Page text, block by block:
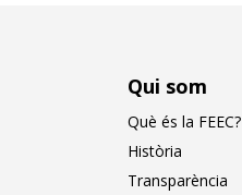
Qui som
Què és la FEEC?
Història
Transparència